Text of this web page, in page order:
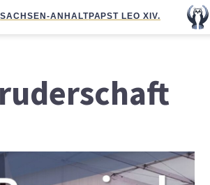
SACHSEN-ANHALTPAPST LEO XIV.